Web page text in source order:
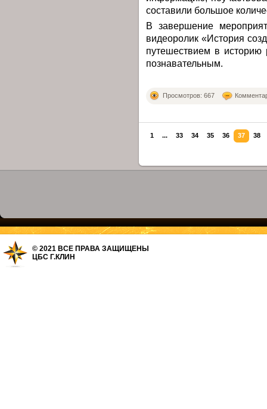
составили большое
В завершение
видеоролик «История
путешествием в историю
познавательным.
Просмотров: 667
1 ... 33 34 35 36 37 38
© 2021 ВСЕ ПРАВА ЗАЩИЩЕНЫ
ЦБС Г.КЛИН